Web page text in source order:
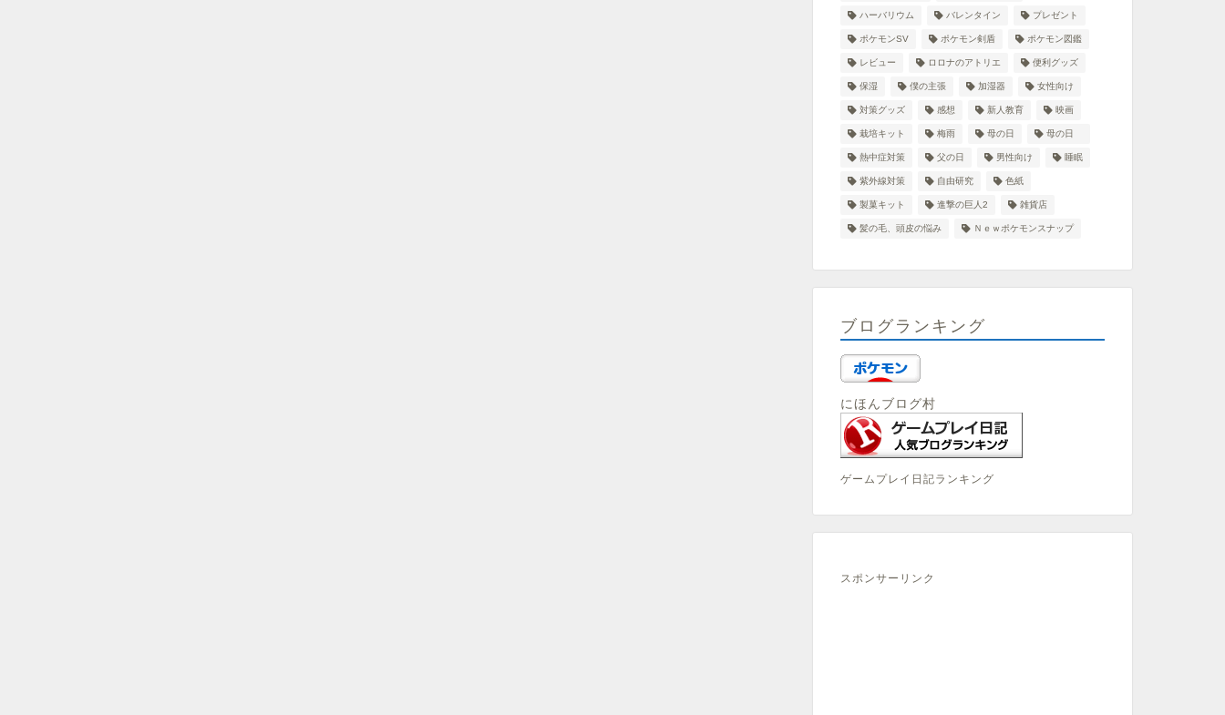
ハーバリウム バレンタイン プレゼント
ポケモンSV ポケモン剣盾 ポケモン図鑑
レビュー ロロナのアトリエ 便利グッズ
保湿 僕の主張 加湿器 女性向け
対策グッズ 感想 新人教育 映画
栽培キット 梅雨 母の日 母の日
熱中症対策 父の日 男性向け 睡眠
紫外線対策 自由研究 色紙
製菓キット 進撃の巨人2 雑貨店
髪の毛、頭皮の悩み Ｎｅｗポケモンスナップ
ブログランキング
にほんブログ村
ゲームプレイ日記ランキング